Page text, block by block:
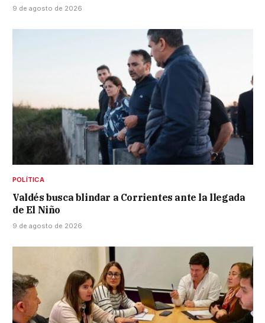
9 de agosto de 2026
POLÍTICA
Valdés busca blindar a Corrientes ante la llegada
de El Niño
9 de agosto de 2026